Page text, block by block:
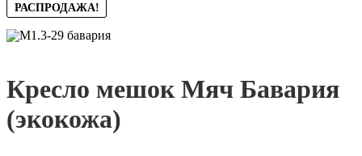
РАСПРОДАЖА!
Кресло мешок Мяч Бавария
(экокожа)